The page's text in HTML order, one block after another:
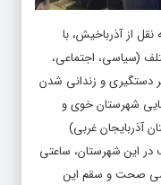
نقل از آذرباخیش، با
(سیاسی، اجتماعی،
دستگیری و زندانی شدن
شهرستان خوی و
نظر استان آذربایجان غربی)
این شهرستان، ساعتی
صحت و سقم این